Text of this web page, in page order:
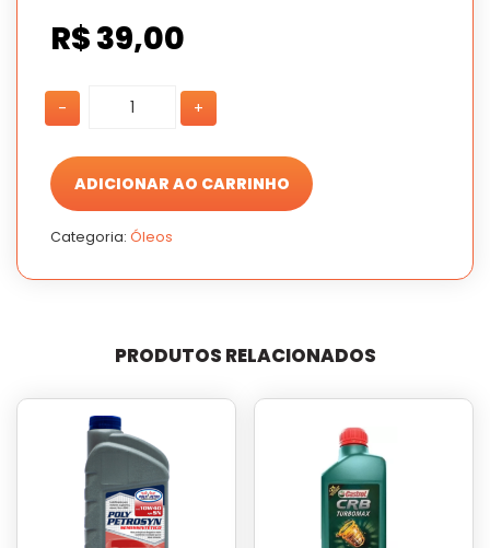
R$39,00
Pro
Honda
API
SP
quantidade
Pro
Honda
API
SP
quantidade
+
-
ADICIONAR AO CARRINHO
Categoria: Óleos
PRODUTOS RELACIONADOS